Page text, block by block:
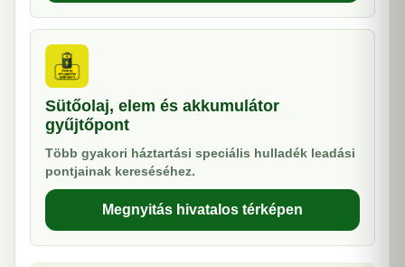
Sütőolaj, elem és akkumulátor
gyűjtőpont
Több gyakori háztartási speciális hulladék leadási
pontjainak kereséséhez.
Megnyitás hivatalos térképen